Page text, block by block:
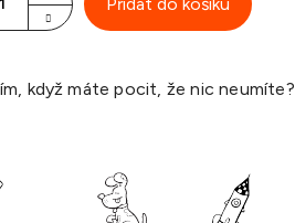
když máte pocit, že nic neumíte?